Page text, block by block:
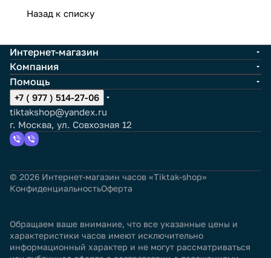
Назад к списку
Интернет-магазин
Компания
Помощь
+7 ( 977 ) 514-27-06
tiktakshop@yandex.ru
г. Москва, ул. Совхозная 12
© 2026 Интернет-магазин часов «Tiktak-shop»
КонфиденциальностьОферта
Обращаем ваше внимание, что все указанные цены и
характеристики часов имеют исключительно
информационный характер и не могут рассматриваться